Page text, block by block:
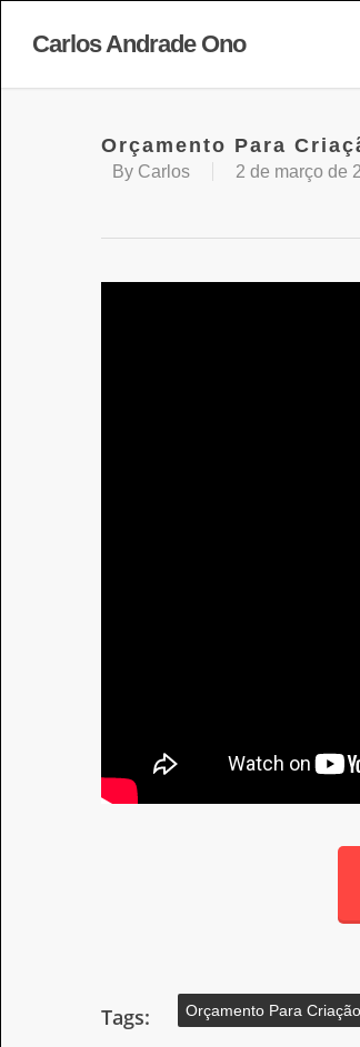
Carlos Andrade Ono
Orçamento Para
By Carlos 2 de março de
Tags: Orçamento Para